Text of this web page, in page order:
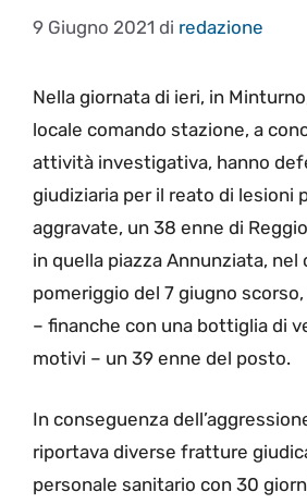
9 Giugno 2021 di redazione
Nella giornata di ieri, in
locale comando stazione, a
attività investigativa, hanno
giudiziaria per il reato di lesioni
aggravate, un 38 enne di
in quella piazza Annunziata, nel
pomeriggio del 7 giugno
– finanche con una bottiglia di
motivi – un 39 enne del posto.
In conseguenza
riportava diverse fratture
personale sanitario con 30